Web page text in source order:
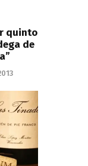
quinto
de